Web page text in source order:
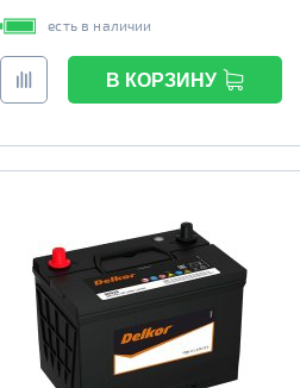
есть в наличии
В КОРЗИНУ